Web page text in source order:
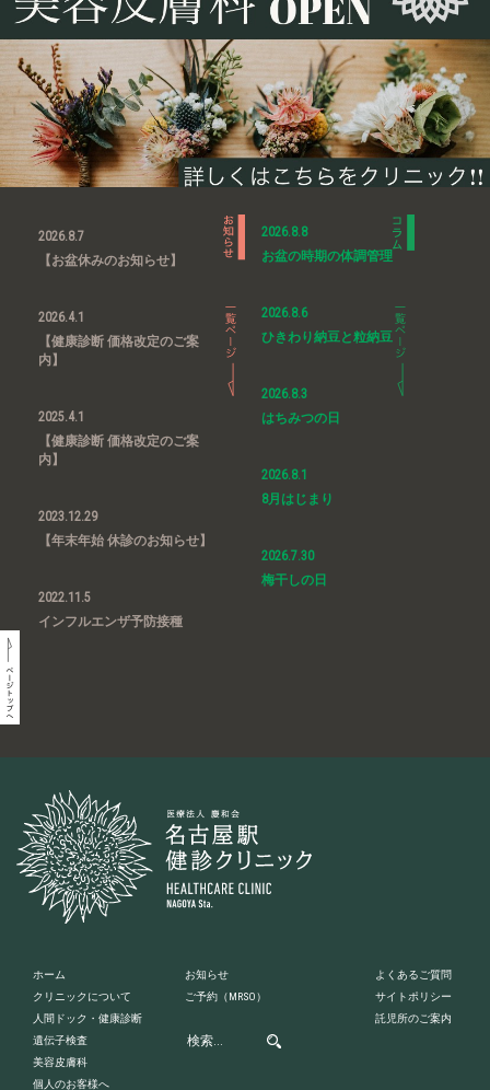
2026.8.7
【お盆休みのお知らせ】
2026.4.1
【健康診断 価格改定のご案
内】
2025.4.1
【健康診断 価格改定のご案
内】
2023.12.29
【年末年始 休診のお知らせ】
2022.11.5
インフルエンザ予防接種
2026.8.8
お盆の時期の体調管理
2026.8.6
ひきわり納豆と粒納豆
2026.8.3
はちみつの日
2026.8.1
8月はじまり
2026.7.30
梅干しの日
ホーム
クリニックについて
人間ドック・健康診断
遺伝子検査
美容皮膚科
個人のお客様へ
お知らせ
ご予約 （MRSO）
よくあるご質問
サイトポリシー
託児所のご案内